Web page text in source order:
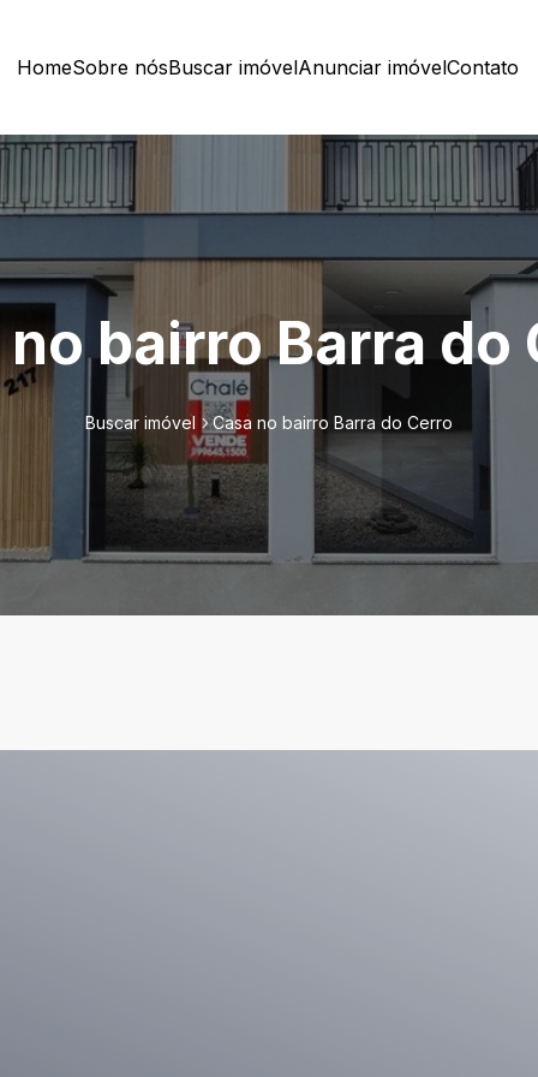
HomeSobre nósBuscar imóvelAnunciar imóvelContato
bairro Barra do
Buscar imóvel Casa no bairro Barra do Cerro